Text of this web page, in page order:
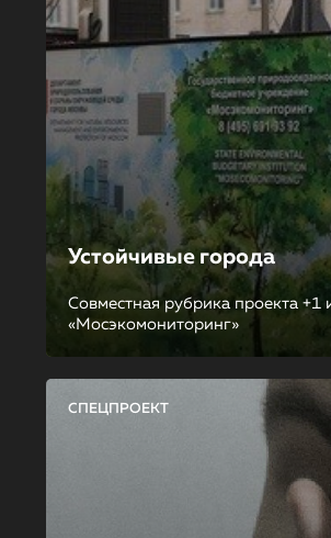
Устойчивые города
Совместная рубрика проекта +1
«Мосэкомониторинг»
СПЕЦПРОЕКТ